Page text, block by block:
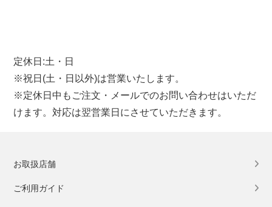
定休日:土・日
※祝日(土・日以外)は営業いたします。
※定休日中もご注文・メールでのお問い合わせはいただ
けます。対応は翌営業日にさせていただきます。
お取扱店舗
ご利用ガイド